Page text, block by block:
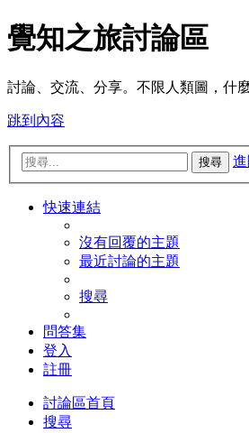
覺知之旅討論區
討論、交流、分享。不限人類圖，什
跳到內容
搜尋
快速連結
沒有回覆的主題
最近討論的主題
搜尋
問答集
登入
註冊
討論區首頁
搜尋